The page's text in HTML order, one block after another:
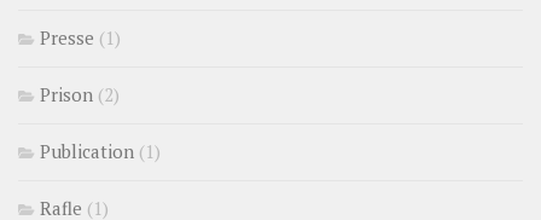
Presse (1)
Prison (2)
Publication (1)
Rafle (1)